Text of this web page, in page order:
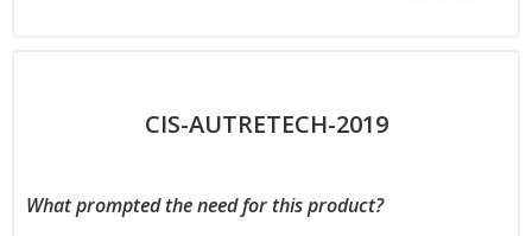
CIS-AUTRETECH-2019
What prompted the need for this product?